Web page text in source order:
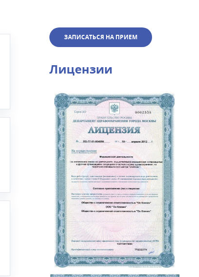
ЗАПИСАТЬСЯ НА ПРИЕМ
Лицензии